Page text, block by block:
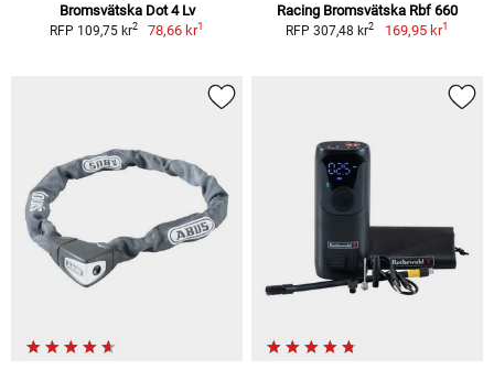
Bromsvätska Dot 4 Lv
RFP 109,75 kr2 78,66 kr1
Racing Bromsvätska Rbf 660
RFP 307,48 kr2 169,95 kr1